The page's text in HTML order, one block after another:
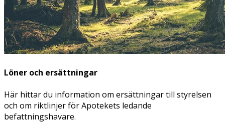
Löner och ersättningar
Här hittar du information om ersättningar till styrelsen
och om riktlinjer för Apotekets ledande
befattningshavare.